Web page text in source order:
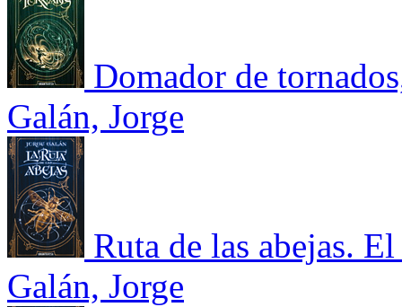
Domador de
Galán, Jorge
Ruta de las abejas.
Galán, Jorge